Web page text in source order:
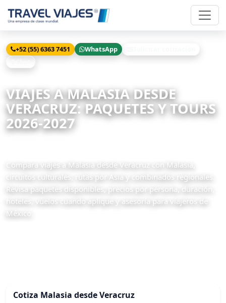
+52 (55) 6363 7451 WhatsApp
VIAJES A MALASIA DESDE
VERACRUZ: PAQUETES Y TOURS
2026-2027
Compara viajes a Malasia desde Veracruz con Malasia,
circuitos culturales, rutas por Asia y combinados regionales.
Revisa paquetes disponibles, precios por persona, duración,
hoteles, vuelos cuando aplique y asesoría para viajeros de
México.
Cotiza Malasia desde Veracruz